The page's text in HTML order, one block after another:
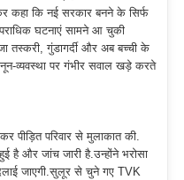
कहा कि नई सरकार बनने के सिर्फ
घटनाएं सामने आ चुकी
तस्करी, गुंडागर्दी और अब बच्ची के
व्यवस्था पर गंभीर सवाल खड़े करते
पीड़ित परिवार से मुलाकात की.
है और जांच जारी है.उन्होंने भरोसा
जाएगी.सुलूर से चुने गए TVK